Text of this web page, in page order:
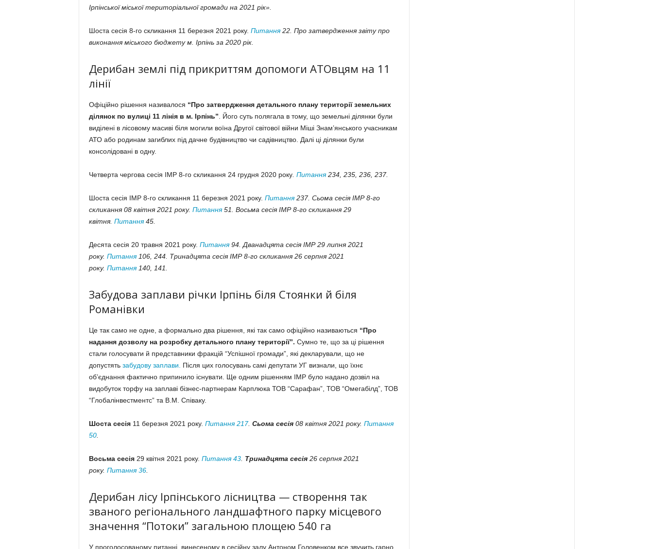
Ірпінської міської територіальної громади на 2021 рік».
Шоста сесія 8-го скликання 11 березня 2021 року. Питання22. Про затвердження звіту про
виконання міського бюджету м. Ірпінь за 2020 рік.
Дерибан землі під прикриттям допомоги АТОвцям на 11
лінії
Офіційно рішення називалося “Про затвердження детального плану території земельних
ділянок по вулиці 11 лінія в м. Ірпінь” . Його суть полягала в тому, що земельні ділянки були
виділені в лісовому масиві біля могили воїна Другої світової війни Міші Знам’янського учасникам
АТО або родинам загиблих під дачне будівництво чи садівництво. Далі ці ділянки були
консолідовані в одну.
Четверта чергова сесія ІМР 8-го скликання 24 грудня 2020 року. Питання234, 235, 236, 237.
Шоста сесія ІМР 8-го скликання 11 березня 2021 року. Питання237. Сьома сесія ІМР 8-го
скликання 08 квітня 2021 року. Питання51. Восьма сесія ІМР 8-го скликання 29
квітня. Питання45.
Десята сесія 20 травня 2021 року. Питання94. Дванадцята сесія ІМР 29 липня 2021
року. Питання106, 244. Тринадцята сесія ІМР 8-го скликання 26 серпня 2021
року. Питання140, 141.
Забудова заплави річки Ірпінь біля Стоянки й біля
Романівки
Це так само не одне, а формально два рішення, які так само офіційно називаються “Про
надання дозволу на розробку детального плану території”. Сумно те, що за ці рішення
стали голосувати й представники фракцій “Успішної громади”, які декларували, що не
допустятьзабудову заплави.
Після цих голосувань самі депутати УГ визнали, що їхнє
об’єднання фактично припинило існувати. Ще одним рішенням ІМР було надано дозвіл на
видобуток торфу на заплаві бізнес-партнерам Карплюка ТОВ “Сарафан”, ТОВ “Омегабілд”, ТОВ
“Глобалінвестментс” та В.М. Співаку.
Шоста сесія11 березня 2021 року. Питання 217. Сьома сесія08 квітня 2021 року. Питання
50.
Восьма сесія 29 квітня 2021 року. Питання 43. Тринадцята сесія26 серпня 2021
року. Питання 36.
Дерибан лісу Ірпінського лісництва — створення так
званого регіонального ландшафтного парку місцевого
значення “Потоки” загальною площею 540 га
У проголосованому питанні, винесеному в сесійну залу Антоном Головенком все звучить гарно,